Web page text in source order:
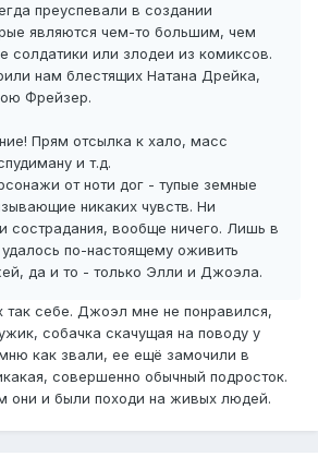
преуспевали в создании
являются чем-то большим, чем
солдатики или злодеи из комиксов.
нам блестящих Натана Дрейка,
Фрейзер.
Прям отсылка к хало, масс
и т.д.
от ноти дог - тупые земные
никаких чувств. Ни
сострадания, вообще ничего. Лишь в
по-настоящему оживить
да и то - только Элли и Джоэла.
так себе. Джоэл мне не понравился,
собачка скачущая на поводу у
как звали, ее ещё замочили в
совершенно обычный подросток.
они и были походи на живых людей.